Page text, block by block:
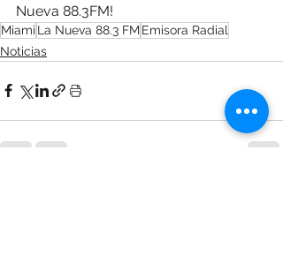
Nueva 88.3FM!
Miami La Nueva 88.3 FM Emisora Radial
Noticias